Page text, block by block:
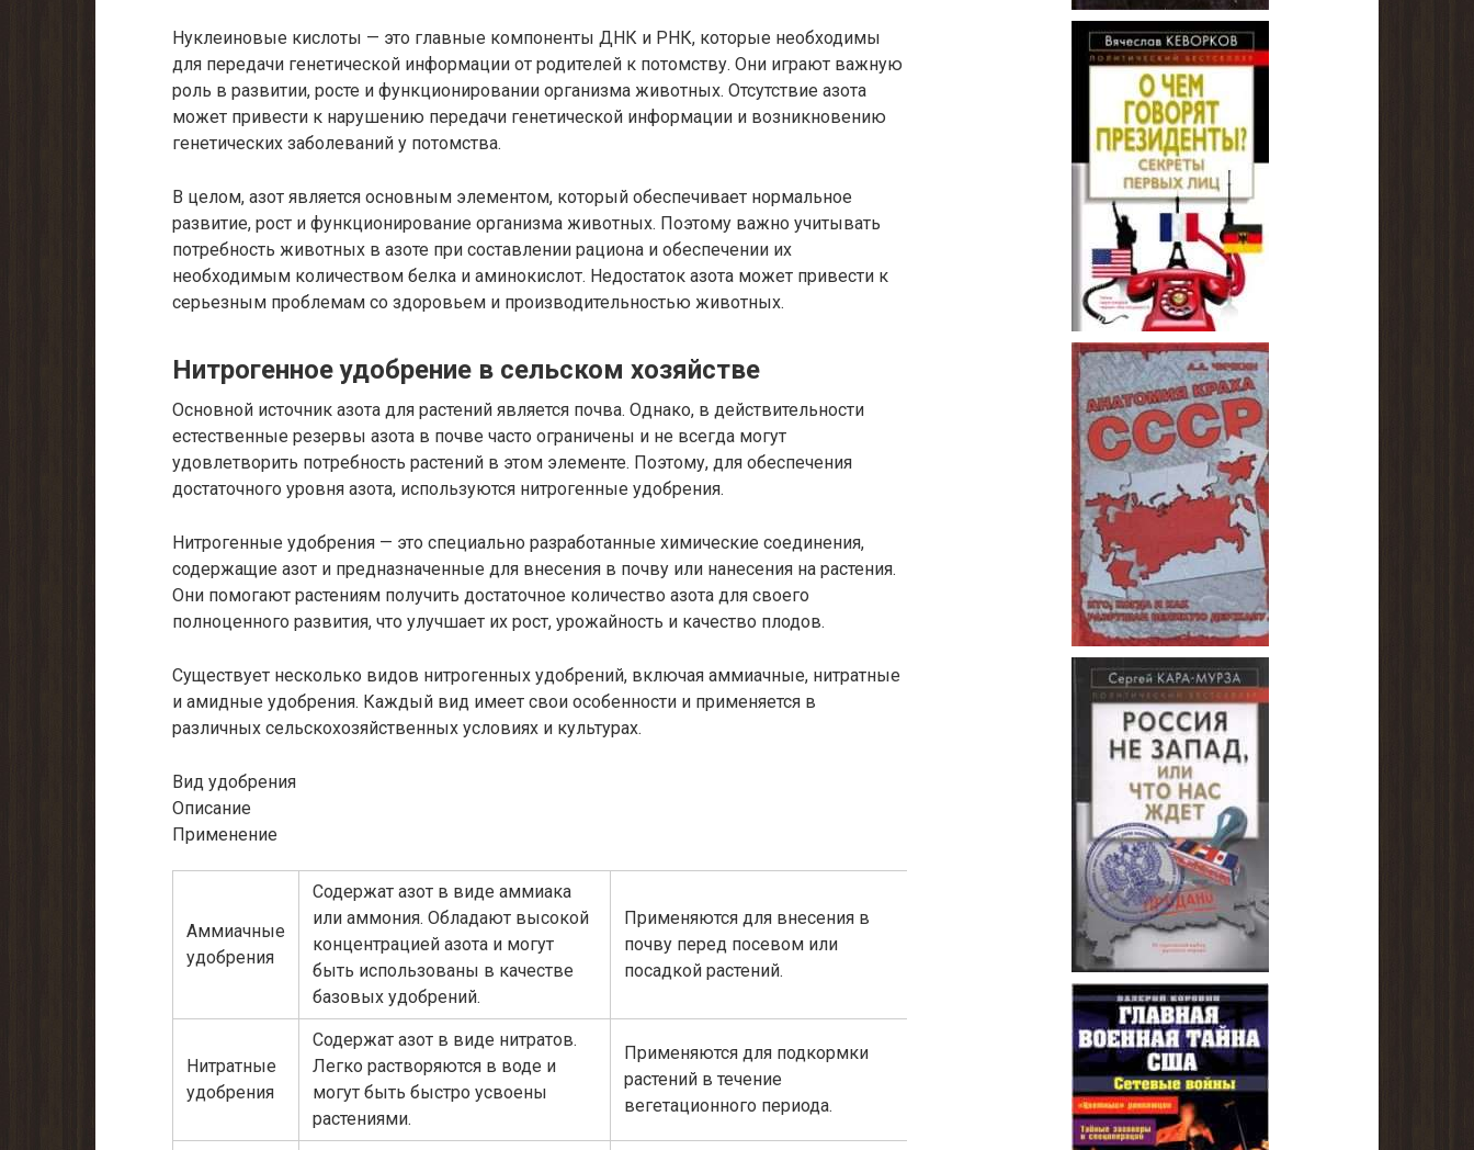
Нуклеиновые кислоты — это главные компоненты ДНК и РНК, которые необходимы
для передачи генетической информации от родителей к потомству. Они играют важную
роль в развитии, росте и функционировании организма животных. Отсутствие азота
может привести к нарушению передачи генетической информации и возникновению
генетических заболеваний у потомства.
В целом, азот является основным элементом, который обеспечивает нормальное
развитие, рост и функционирование организма животных. Поэтому важно учитывать
потребность животных в азоте при составлении рациона и обеспечении их
необходимым количеством белка и аминокислот. Недостаток азота может привести к
серьезным проблемам со здоровьем и производительностью животных.
Нитрогенное удобрение в сельском хозяйстве
Основной источник азота для растений является почва. Однако, в действительности
естественные резервы азота в почве часто ограничены и не всегда могут
удовлетворить потребность растений в этом элементе. Поэтому, для обеспечения
достаточного уровня азота, используются нитрогенные удобрения.
Нитрогенные удобрения — это специально разработанные химические соединения,
содержащие азот и предназначенные для внесения в почву или нанесения на растения.
Они помогают растениям получить достаточное количество азота для своего
полноценного развития, что улучшает их рост, урожайность и качество плодов.
Существует несколько видов нитрогенных удобрений, включая аммиачные, нитратные
и амидные удобрения. Каждый вид имеет свои особенности и применяется в
различных сельскохозяйственных условиях и культурах.
Вид удобрения
Описание
Применение
Аммиачные
удобрения
Содержат азот в виде аммиака
или аммония. Обладают высокой
концентрацией азота и могут
быть использованы в качестве
базовых удобрений.
Применяются для внесения в
почву перед посевом или
посадкой растений.
Нитратные
удобрения
Содержат азот в виде нитратов.
Легко растворяются в воде и
могут быть быстро усвоены
растениями.
Применяются для подкормки
растений в течение
вегетационного периода.